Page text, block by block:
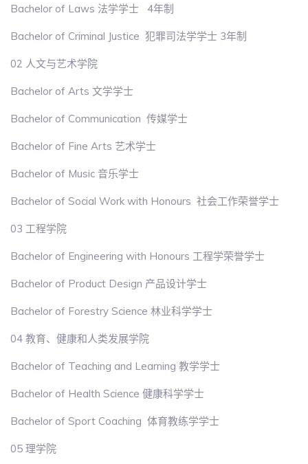
Bachelor of Laws 法学学士 4年制
Bachelor of Criminal Justice 犯罪司法学学士 3年制
02 人文与艺术学院
Bachelor of Arts 文学学士
Bachelor of Communication 传媒学士
Bachelor of Fine Arts 艺术学士
Bachelor of Music 音乐学士
Bachelor of Social Work with Honours 社会工作荣誉学士
03 工程学院
Bachelor of Engineering with Honours 工程学荣誉学士
Bachelor of Product Design 产品设计学士
Bachelor of Forestry Science 林业科学学士
04 教育、健康和人类发展学院
Bachelor of Teaching and Learning 教学学士
Bachelor of Health Science 健康科学学士
Bachelor of Sport Coaching 体育教练学学士
05 理学院